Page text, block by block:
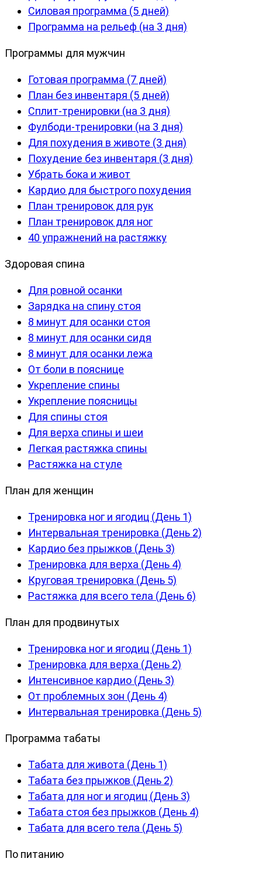
Силовая программа (5 дней)
Программа на рельеф (на 3 дня)
Программы для мужчин
Готовая программа (7 дней)
План без инвентаря (5 дней)
Сплит-тренировки (на 3 дня)
Фулбоди-тренировки (на 3 дня)
Для похудения в животе (3 дня)
Похудение без инвентаря (3 дня)
Убрать бока и живот
Кардио для быстрого похудения
План тренировок для рук
План тренировок для ног
40 упражнений на растяжку
Здоровая спина
Для ровной осанки
Зарядка на спину стоя
8 минут для осанки стоя
8 минут для осанки сидя
8 минут для осанки лежа
От боли в пояснице
Укрепление спины
Укрепление поясницы
Для спины стоя
Для верха спины и шеи
Легкая растяжка спины
Растяжка на стуле
План для женщин
Тренировка ног и ягодиц (День 1)
Интервальная тренировка (День 2)
Кардио без прыжков (День 3)
Тренировка для верха (День 4)
Круговая тренировка (День 5)
Растяжка для всего тела (День 6)
План для продвинутых
Тренировка ног и ягодиц (День 1)
Тренировка для верха (День 2)
Интенсивное кардио (День 3)
От проблемных зон (День 4)
Интервальная тренировка (День 5)
Программа табаты
Табата для живота (День 1)
Табата без прыжков (День 2)
Табата для ног и ягодиц (День 3)
Табата стоя без прыжков (День 4)
Табата для всего тела (День 5)
По питанию